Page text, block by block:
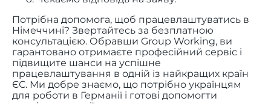
Потрібна допомога, щоб працевлаштуватись в
Німеччині? Звертайтесь за безплатною
консультацією. Обравши Group Working, ви
гарантовано отримаєте професійний сервіс і
підвищите шанси на успішне
працевлаштування в одній із найкращих країн
ЄС. Ми добре знаємо, що потрібно українцям
для роботи в Германії і готові допомогти